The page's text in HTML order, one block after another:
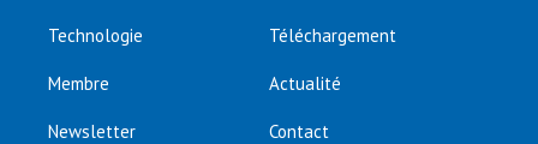
Technologie Téléchargement
Membre Actualité
Newsletter Contact